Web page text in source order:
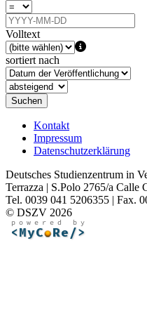
Volltext
sortiert nach
Suchen
Kontakt
Impressum
Datenschutzerklärung
Deutsches Studienzentrum in
Terrazza | S.Polo 2765/a Calle
Tel. 0039 041 5206355 | Fax.
© DSZV 2026